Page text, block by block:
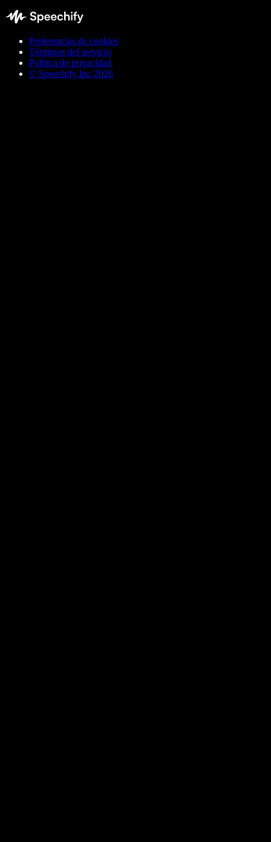
Preferencias de cookies
Términos del servicio
Política de privacidad
© Speechify Inc 2026